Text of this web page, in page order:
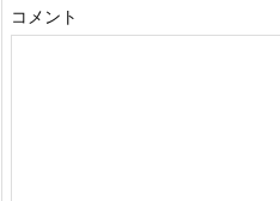
コメント